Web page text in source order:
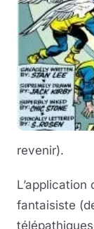
revenir).
fantaisiste